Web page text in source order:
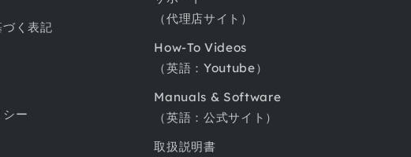
く表記
ー
（代理店サイト）
How-To Videos
（英語：Youtube）
Manuals & Software
（英語：公式サイト）
取扱説明書